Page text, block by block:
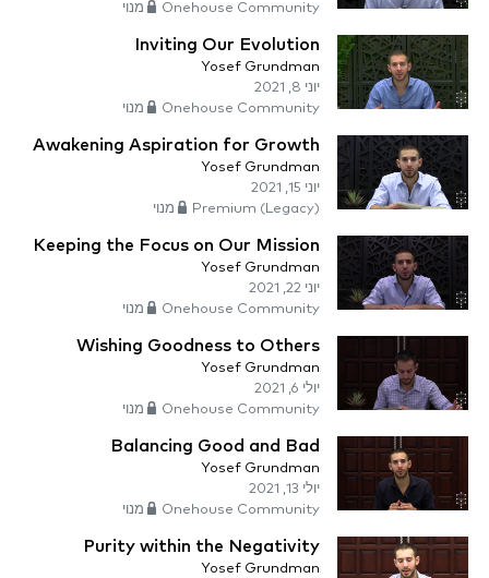
Onehouse Community מנוי
Inviting Our Evolution
Yosef Grundman
יוני 8, 2021
Onehouse Community מנוי
Awakening Aspiration for Growth
Yosef Grundman
יוני 15, 2021
Premium (Legacy) מנוי
Keeping the Focus on Our Mission
Yosef Grundman
יוני 22, 2021
Onehouse Community מנוי
Wishing Goodness to Others
Yosef Grundman
יולי 6, 2021
Onehouse Community מנוי
Balancing Good and Bad
Yosef Grundman
יולי 13, 2021
Onehouse Community מנוי
Purity within the Negativity
Yosef Grundman